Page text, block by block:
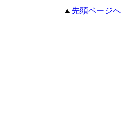
▲ 先頭ページへ